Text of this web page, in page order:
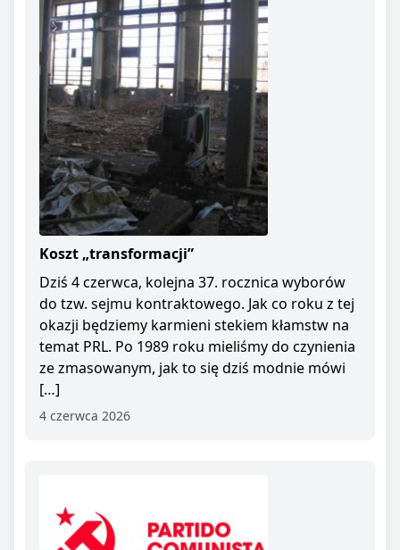
Koszt „transformacji”
Dziś 4 czerwca, kolejna 37. rocznica wyborów
do tzw. sejmu kontraktowego. Jak co roku z tej
okazji będziemy karmieni stekiem kłamstw na
temat PRL. Po 1989 roku mieliśmy do czynienia
ze zmasowanym, jak to się dziś modnie mówi
[…]
4 czerwca 2026